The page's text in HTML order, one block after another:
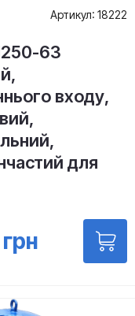
Артикул: 18222
63
входу,
для